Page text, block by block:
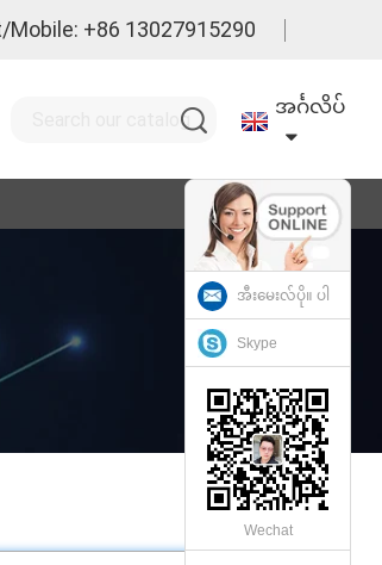
+86 13027915290
အင်္ဂလိပ်
အီးမေးလ်ပို။ ပါ
Skype
Wechat